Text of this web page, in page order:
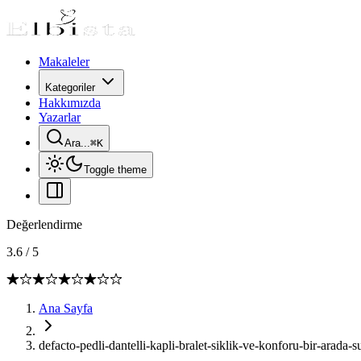
Makaleler
Kategoriler
Hakkımızda
Yazarlar
Ara...⌘K
Toggle theme
Değerlendirme
3.6 / 5
Ana Sayfa
defacto-pedli-dantelli-kapli-bralet-siklik-ve-konforu-bir-arada-